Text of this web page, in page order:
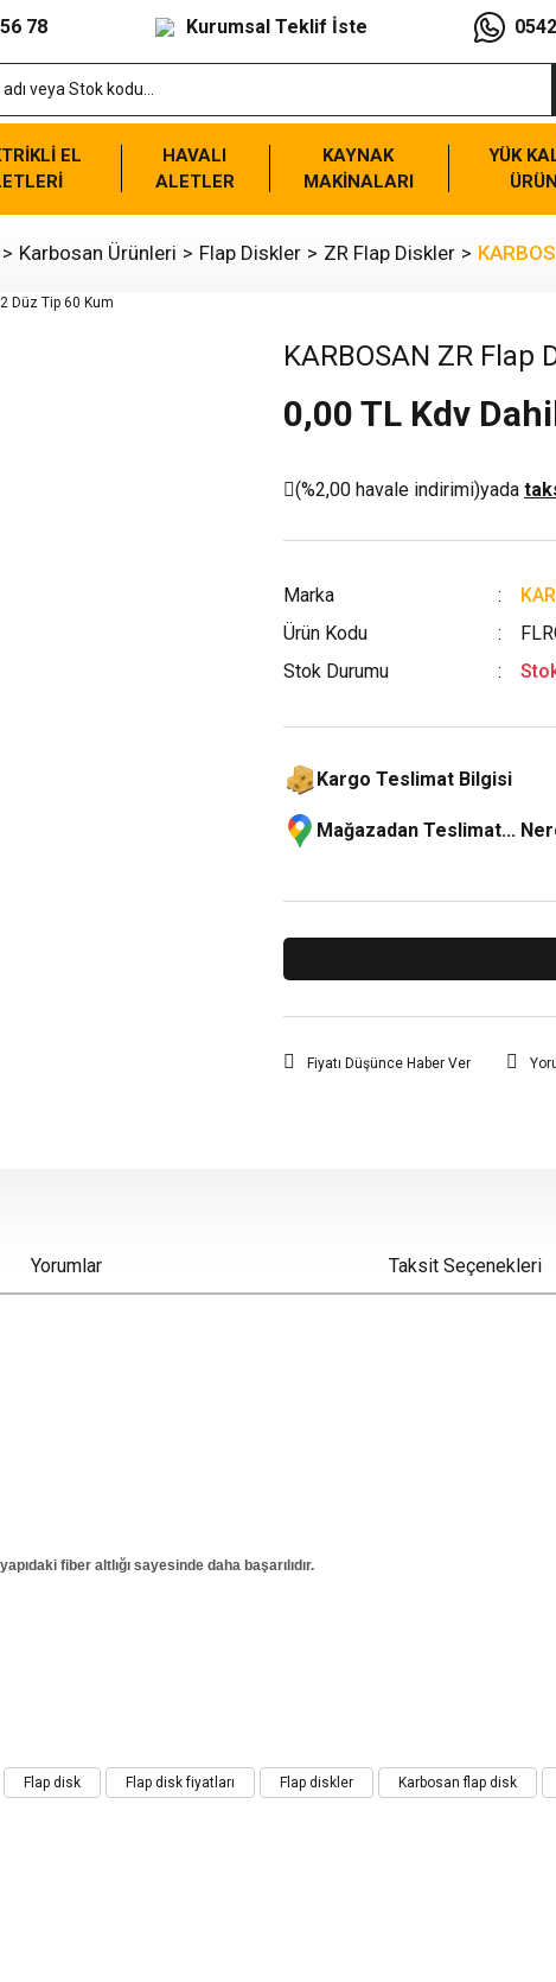
78 Kurumsal Teklif İste
EL
HAVALI
ALETLER
KAYNAK
MAKİNALARI
YÜK
Karbosan Ürünleri Flap Diskler ZR Flap Diskler
KARBOSAN ZR Flap
0,00 TL Kdv
(%2,00 havale indirimi)yada
Marka
Ürün Kodu
Stok Durumu
Kargo Teslimat Bilgisi
Mağazadan Teslimat...
Fiyatı Düşünce Haber Ver
Yorumlar Taksit Seçenekleri
fiber altlığı sayesinde daha başarılıdır.
Bu ürüne ilk yorumu siz yapın!
Flap disk Flap disk fiyatları Flap diskler Karbosan flap disk